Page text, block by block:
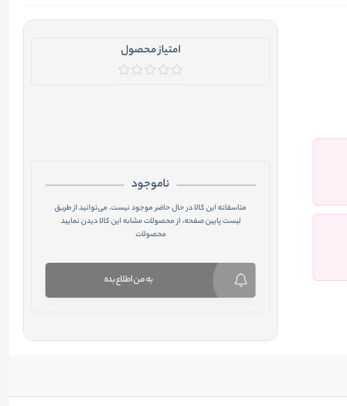
امتیاز محصول
ناموجود
متاسفانه این کالا در حال حاضر موجود نیست. می‌توانید از طریق
لیست پایین صفحه، از محصولات مشابه این کالا دیدن نمایید
محصولات
به من اطلاع بده